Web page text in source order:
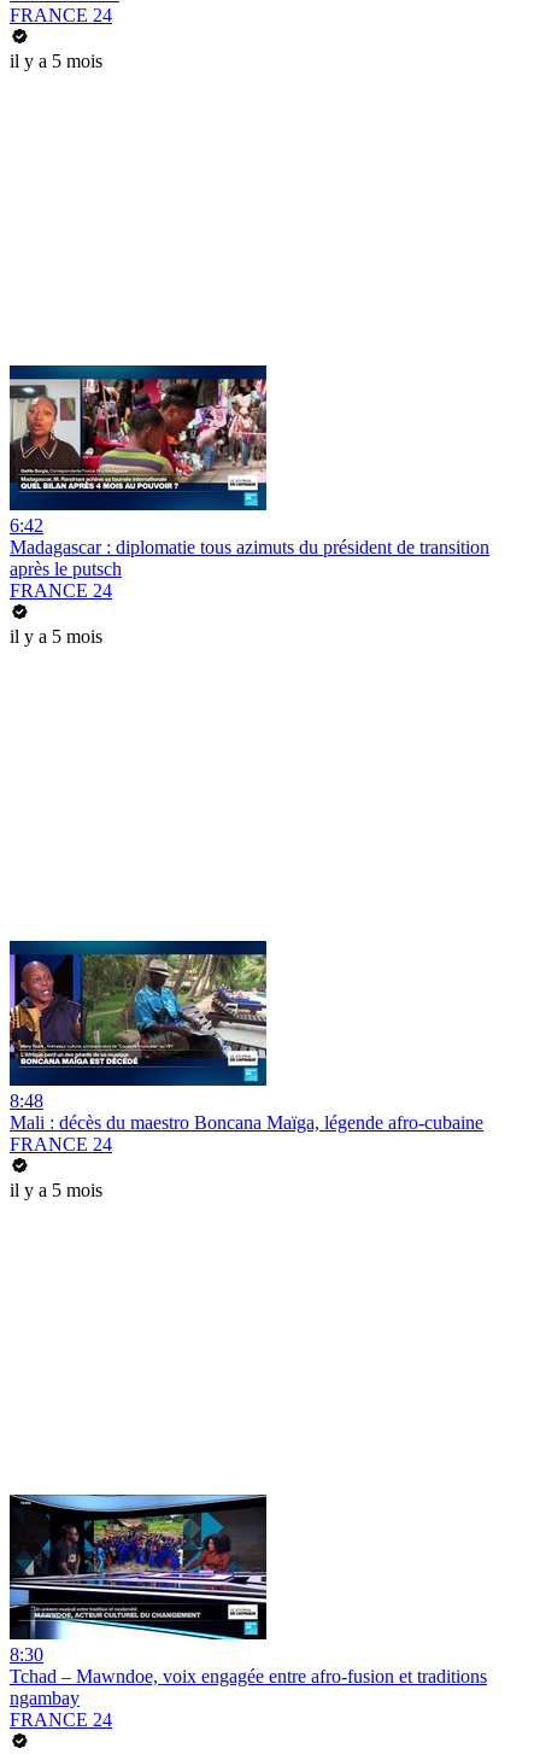
FRANCE 24
il y a 5 mois
6:42
Madagascar : diplomatie tous azimuts du président de transition
après le putsch
FRANCE 24
il y a 5 mois
8:48
Mali : décès du maestro Boncana Maïga, légende afro-cubaine
FRANCE 24
il y a 5 mois
8:30
Tchad – Mawndoe, voix engagée entre afro-fusion et traditions
ngambay
FRANCE 24